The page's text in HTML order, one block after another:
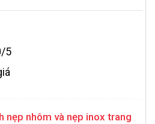
5
nẹp nhôm và nẹp inox trang